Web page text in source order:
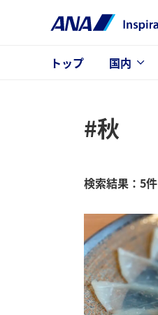
トップ 国内
#秋
検索結果：5件